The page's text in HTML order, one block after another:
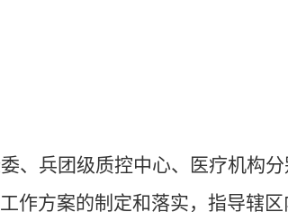
、兵团级质控中心、医疗机构
作方案的制定和落实，指导辖